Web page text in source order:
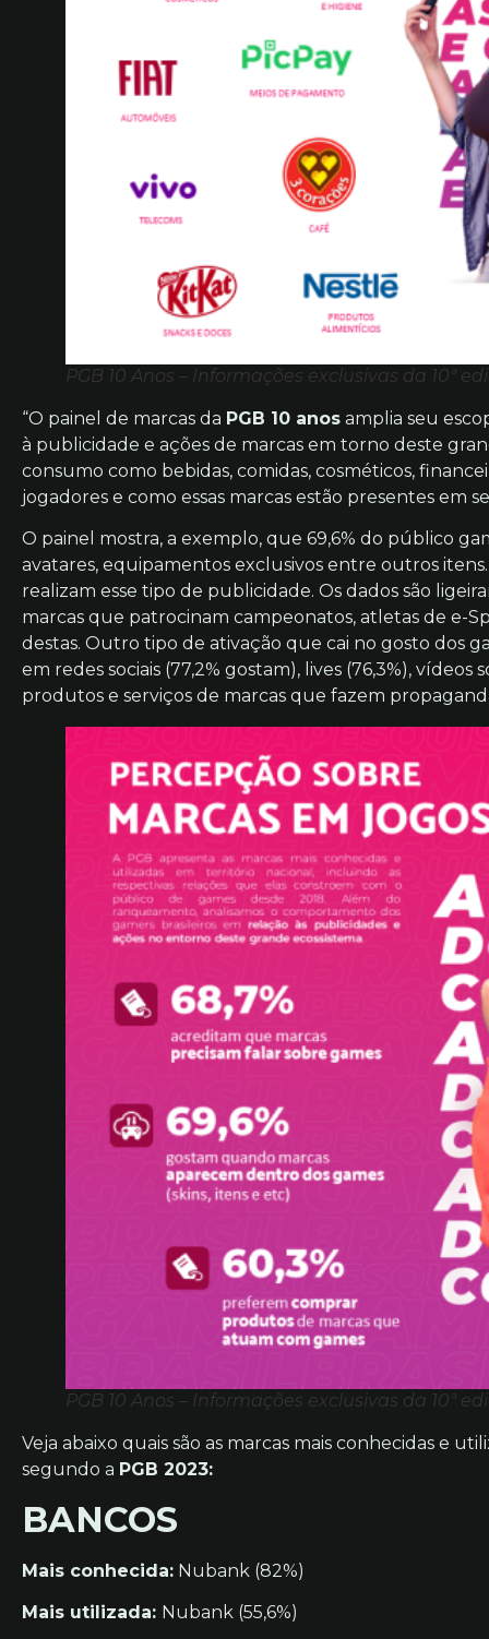
PGB 10 Anos – Informações exclusivas da 10ª
“O painel de marcas da PGB 10 anos amplia seu
à publicidade e ações de marcas em torno deste
consumo como bebidas, comidas, cosméticos,
jogadores e como essas marcas estão presentes em
O painel mostra, a exemplo, que 69,6% do público
avatares, equipamentos exclusivos entre outros
realizam esse tipo de publicidade. Os dados são
marcas que patrocinam campeonatos, atletas de e-
destas. Outro tipo de ativação que cai no gosto dos
em redes sociais (77,2% gostam), lives (76,3%),
produtos e serviços de marcas que fazem
PGB 10 Anos – Informações exclusivas da 10ª
Veja abaixo quais são as marcas mais conhecidas e
segundo a PGB 2023:
BANCOS
Mais conhecida: Nubank (82%)
Mais utilizada: Nubank (55,6%)